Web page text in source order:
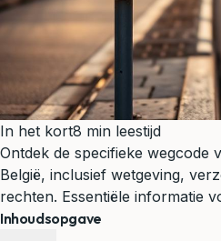
In het kort8 min leestijd
Ontdek de specifieke wegcode
België, inclusief wetgeving,
rechten. Essentiële informatie
Inhoudsopgave